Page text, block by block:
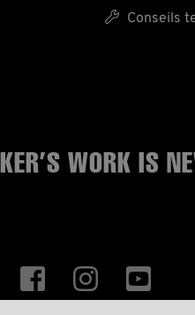
 Conseils
WORK IS
  